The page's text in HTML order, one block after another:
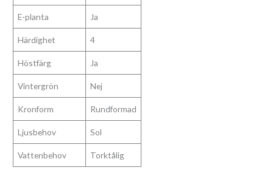
E-planta Ja
Härdighet 4
Höstfärg Ja
Vintergrön Nej
Kronform Rundformad
Ljusbehov Sol
Vattenbehov Torktålig